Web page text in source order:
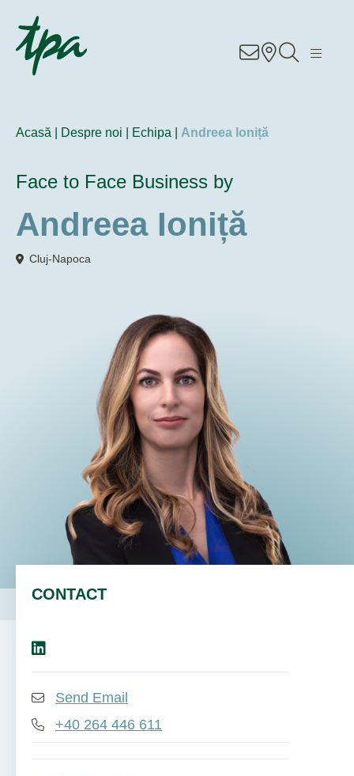
RO EN
Know–how
Servicii
Sectoare
Despre noi
Cariere
Acasă | Despre noi | Echipa | Andreea Ioniță
Face to Face Business by
Andreea Ioniță
Cluj-Napoca
CONTACT
Send Email
+40 264 446 611